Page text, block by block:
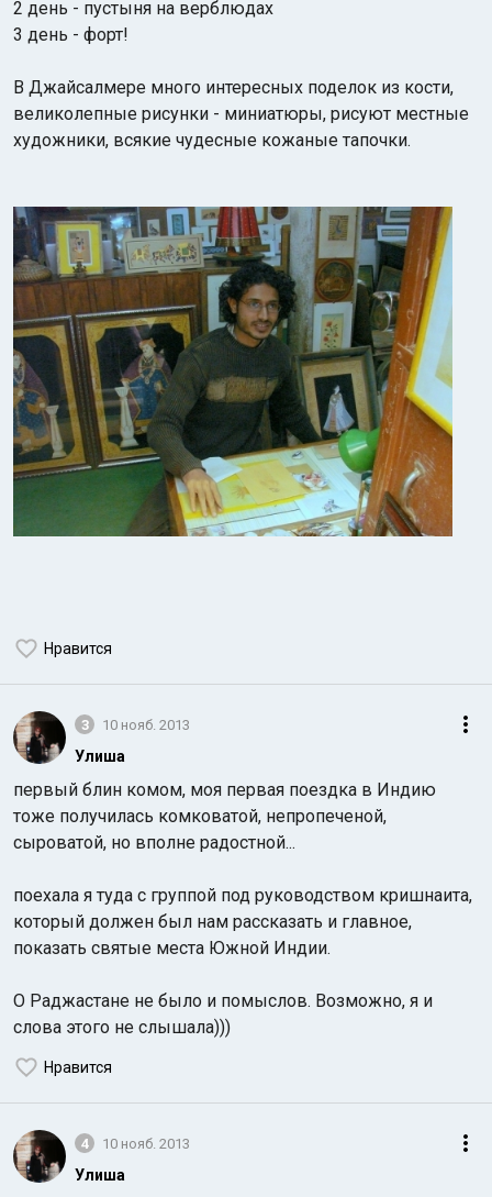
2 день - пустыня на верблюдах
3 день - форт!
В Джайсалмере много интересных поделок из кости,
великолепные рисунки - миниатюры, рисуют местные
художники, всякие чудесные кожаные тапочки.
Нравится
3 10 нояб. 2013
Улиша
первый блин комом, моя первая поездка в Индию
тоже получилась комковатой, непропеченой,
сыроватой, но вполне радостной...
поехала я туда с группой под руководством кришнаита,
который должен был нам рассказать и главное,
показать святые места Южной Индии.
О Раджастане не было и помыслов. Возможно, я и
слова этого не слышала)))
Нравится
4 10 нояб. 2013
Улиша